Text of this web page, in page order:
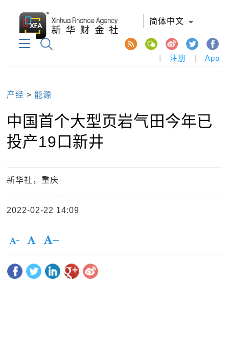
简体中文
注册 App
产经 > 能源
中国首个大型页岩气田今年已
投产19口新井
新华社，重庆
2022-02-22 14:09